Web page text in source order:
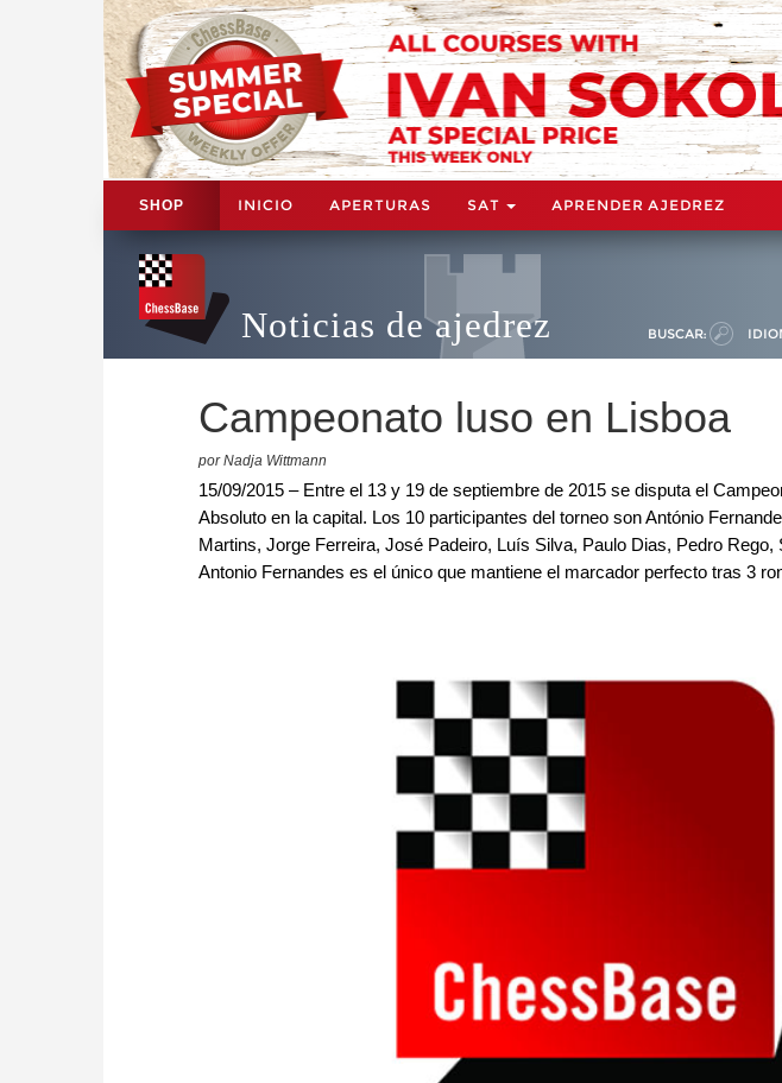
SHOP INICIO APERTURAS SAT APRENDER AJEDREZ
Noticias de ajedrez BUSCAR:
Campeonato luso en Lisboa
por Nadja Wittmann
15/09/2015 – Entre el 13 y 19 de septiembre de 2015 se disputa el
Absoluto en la capital. Los 10 participantes del torneo son António
Martins, Jorge Ferreira, José Padeiro, Luís Silva, Paulo Dias, Pedro Rego,
Antonio Fernandes es el único que mantiene el marcador perfecto tras 3